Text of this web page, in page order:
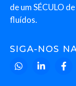
de um SÉCULO
fluídos.
SIGA-NOS